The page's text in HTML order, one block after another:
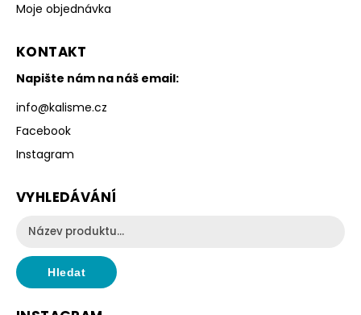
Moje objednávka
KONTAKT
Napište nám na náš email:
info@kalisme.cz
Facebook
Instagram
VYHLEDÁVÁNÍ
Hledat